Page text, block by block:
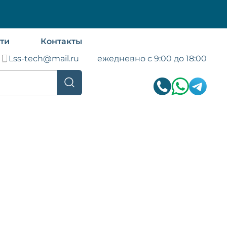
ежедневно с 9:00 до 18:00
Контакты
Lss-tech@mail.ru